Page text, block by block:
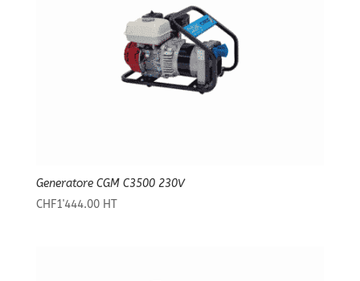
Generatore CGM C3500 230V
CHF1'444.00 HT